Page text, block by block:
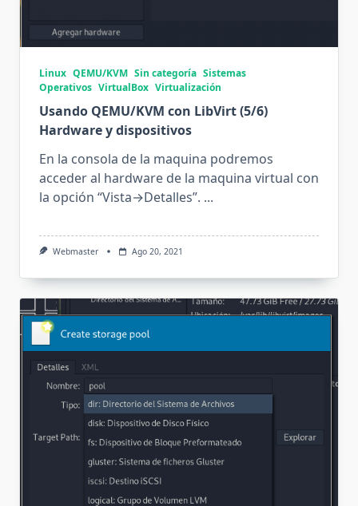
Linux QEMU/KVM Sin categoría Sistemas
Operativos VirtualBox Virtualización
Usando QEMU/KVM con LibVirt (5/6)
Hardware y dispositivos
En la consola de la maquina podremos
acceder al hardware de la maquina virtual con
la opción “Vista→Detalles”. ...
Webmaster Ago 20, 2021